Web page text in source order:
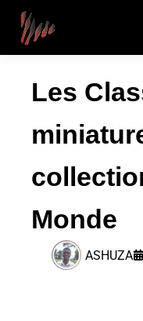
Les
Monde
ASHUZA